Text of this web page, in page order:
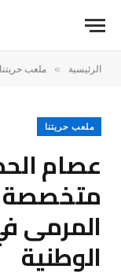
الرئيسية » ملعب حريتنا
ملعب حريتنا
عصام
متخصصة
المرمى
الوطنية